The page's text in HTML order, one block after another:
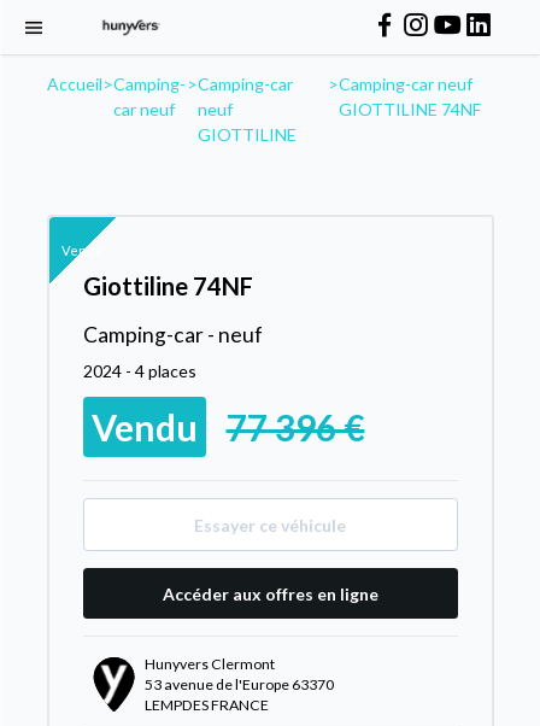
Accueil>Camping-
car neuf
>Camping-car
neuf
GIOTTILINE
>Camping-car neuf
GIOTTILINE 74NF
Vendu
Giottiline 74NF
Camping-car - neuf
2024 - 4 places
Vendu 77 396 €
Essayer ce véhicule
Accéder aux offres en ligne
Hunyvers Clermont
53 avenue de l'Europe 63370
LEMPDES FRANCE